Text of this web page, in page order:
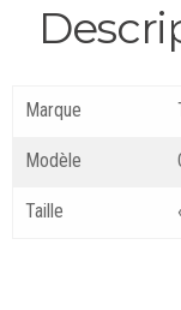
Marque
Modèle
Taille